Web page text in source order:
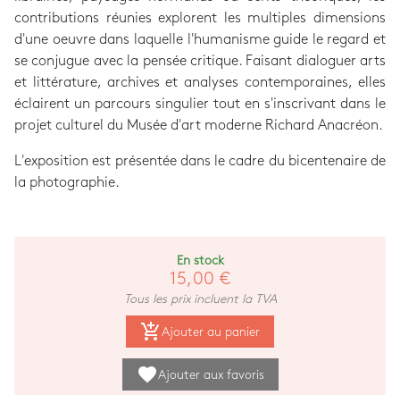
contributions réunies explorent les multiples dimensions
d'une oeuvre dans laquelle l'humanisme guide le regard et
se conjugue avec la pensée critique. Faisant dialoguer arts
et littérature, archives et analyses contemporaines, elles
éclairent un parcours singulier tout en s'inscrivant dans le
projet culturel du Musée d'art moderne Richard Anacréon.
L'exposition est présentée dans le cadre du bicentenaire de
la photographie.
En stock
15,00 €
Tous les prix incluent la TVA
add_shopping_cart Ajouter au panier
favoriteAjouter aux favoris